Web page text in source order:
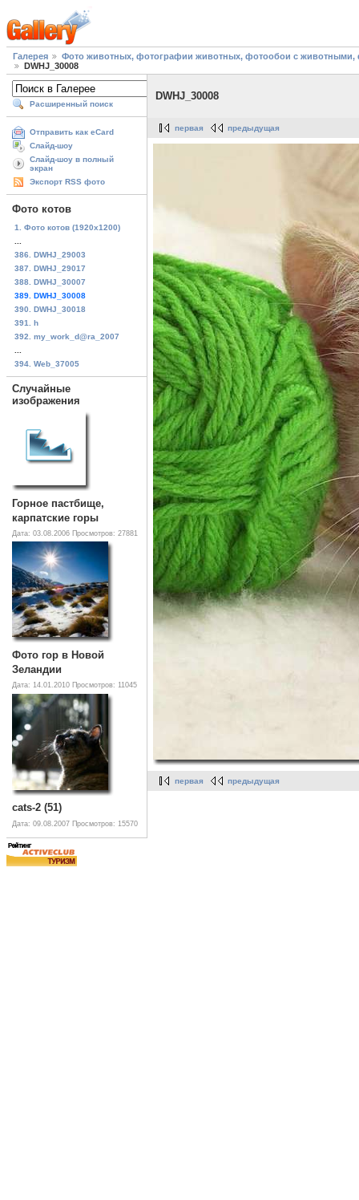
Галерея
Фото животных, фотографии животных, фотообои с
DWHJ_30008
Расширенный поиск
Отправить как eCard
Слайд-шоу
Слайд-шоу в полный
экран
Экспорт RSS фото
Фото котов
1. Фото котов (1920х1200)
386. DWHJ_29003
387. DWHJ_29017
388. DWHJ_30007
389. DWHJ_30008
390. DWHJ_30018
391. h
392. my_work_d@ra_2007
394. Web_37005
Случайные
изображения
Горное пастбище,
карпатские горы
Дата: 03.08.2006 Просмотров: 27881
Фото гор в Новой
Зеландии
Дата: 14.01.2010 Просмотров: 11045
cats-2 (51)
Дата: 09.08.2007 Просмотров: 15570
DWHJ_30008
первая предыдущая
первая предыдущая